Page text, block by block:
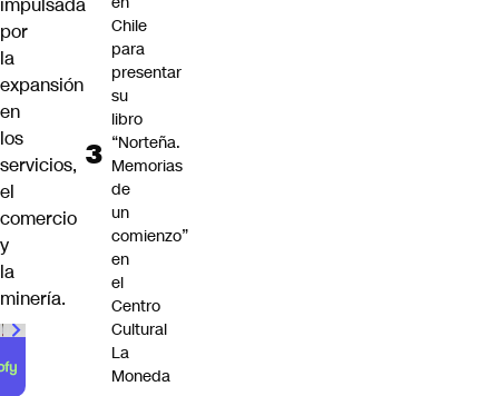
por
la
expansión
en
los
servicios,
el
comercio
y
la
minería.
Chile
para
presentar
su
libro
“Norteña.
Memorias
de
un
comienzo”
en
el
Centro
Cultural
La
Moneda